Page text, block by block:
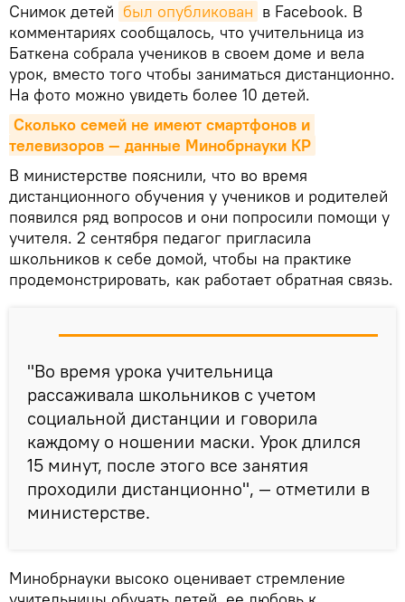
Снимок детей был опубликован в Facebook. В
комментариях сообщалось, что учительница из
Баткена собрала учеников в своем доме и вела
урок, вместо того чтобы заниматься дистанционно.
На фото можно увидеть более 10 детей.
Сколько семей не имеют смартфонов и
телевизоров — данные Минобрнауки КР
В министерстве пояснили, что во время
дистанционного обучения у учеников и родителей
появился ряд вопросов и они попросили помощи у
учителя. 2 сентября педагог пригласила
школьников к себе домой, чтобы на практике
продемонстрировать, как работает обратная связь.
"Во время урока учительница
рассаживала школьников с учетом
социальной дистанции и говорила
каждому о ношении маски. Урок длился
15 минут, после этого все занятия
проходили дистанционно", — отметили в
министерстве.
Минобрнауки высоко оценивает стремление